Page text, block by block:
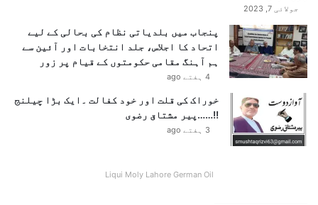
جولائی 7, 2023
پنجاب میں بلدیاتی نظام کی بحالی کے لیے
اتحاد کا اجلاس، جلد انتخابات اور آئین سے
ہم آہنگ مقامی حکومتوں کے قیام پر زور
4 ہفتے ago
خوراک کی قلت اور خود کفالت ۔ایک بڑا چیلنج
!!……پیر مشتاق رضوی
3 ہفتے ago
Liqui Moly Lahore German Oil